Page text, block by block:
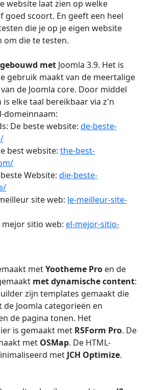
website laat zien op welke
goed scoort. En geeft een heel
die je op je eigen website
om die te testen.
met Joomla 3.9. Het is
gebruik maakt van de meertalige
de Joomla core. Door middel
is elke taal bereikbaar via z'n
domeinnaam:
De beste website: de-beste-
best website: the-best-
Website: die-beste-
site web: le-meilleur-site-
mejor sitio web: el-mejor-sitio-
metYootheme Pro en de
met dynamische content:
zijn templates gemaakt die
Joomla categorieën en
de pagina tonen. Het
is gemaakt met RSForm Pro. De
met OSMap. De HTML-
met JCH Optimize.